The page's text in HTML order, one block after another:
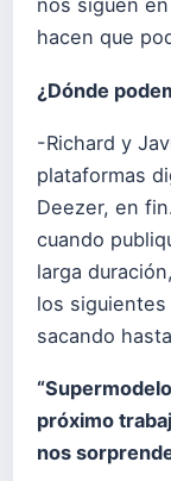
nos siguen
hacen que
¿Dónde
-Richard y
plataformas
Deezer, en
cuando
larga
los
sacando
próximo
nos